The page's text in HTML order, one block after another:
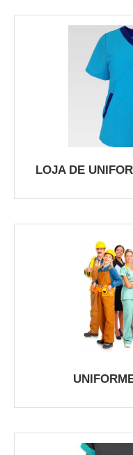
LOJA DE